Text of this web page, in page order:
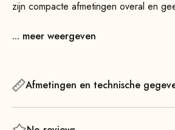
zijn compacte afmetingen overal en
lichte gewicht en het handzame
... meer weergeven
Afmetingen en technische